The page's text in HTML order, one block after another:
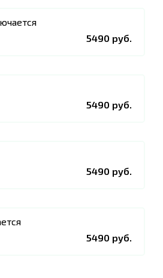
5490 руб.
5490 руб.
5490 руб.
5490 руб.